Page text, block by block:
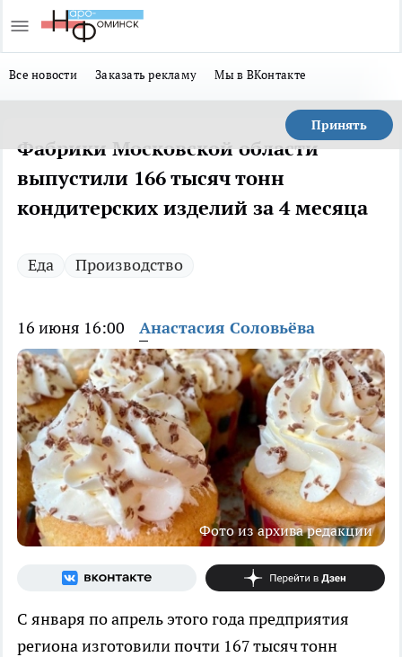
Все новости Заказать рекламу Мы в ВКонтакте
Принять
Фабрики Московской области
выпустили 166 тысяч тонн
кондитерских изделий за 4 месяца
Еда Производство
16 июня 16:00 Анастасия Соловьёва
Фото из архива редакции
С января по апрель этого года предприятия
региона изготовили почти 167 тысяч тонн